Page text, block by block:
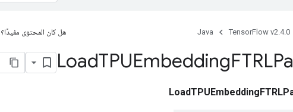
TensorFlow v2.4.0
Java هل كان المحتوى مفيدًا؟
LoadTPUEmbedding